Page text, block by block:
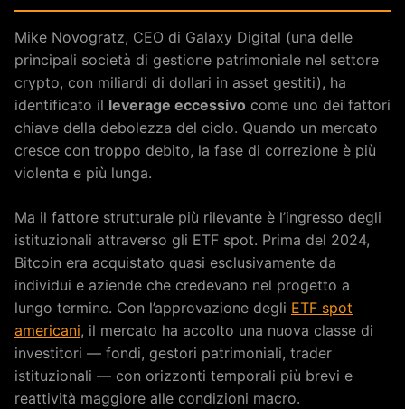
Mike Novogratz, CEO di Galaxy Digital (una delle
principali società di gestione patrimoniale nel settore
crypto, con miliardi di dollari in asset gestiti), ha
identificato il leverage eccessivo come uno dei fattori
chiave della debolezza del ciclo. Quando un mercato
cresce con troppo debito, la fase di correzione è più
violenta e più lunga.
Ma il fattore strutturale più rilevante è l’ingresso degli
istituzionali attraverso gli ETF spot. Prima del 2024,
Bitcoin era acquistato quasi esclusivamente da
individui e aziende che credevano nel progetto a
lungo termine. Con l’approvazione degli ETF spot
americani, il mercato ha accolto una nuova classe di
investitori — fondi, gestori patrimoniali, trader
istituzionali — con orizzonti temporali più brevi e
reattività maggiore alle condizioni macro.